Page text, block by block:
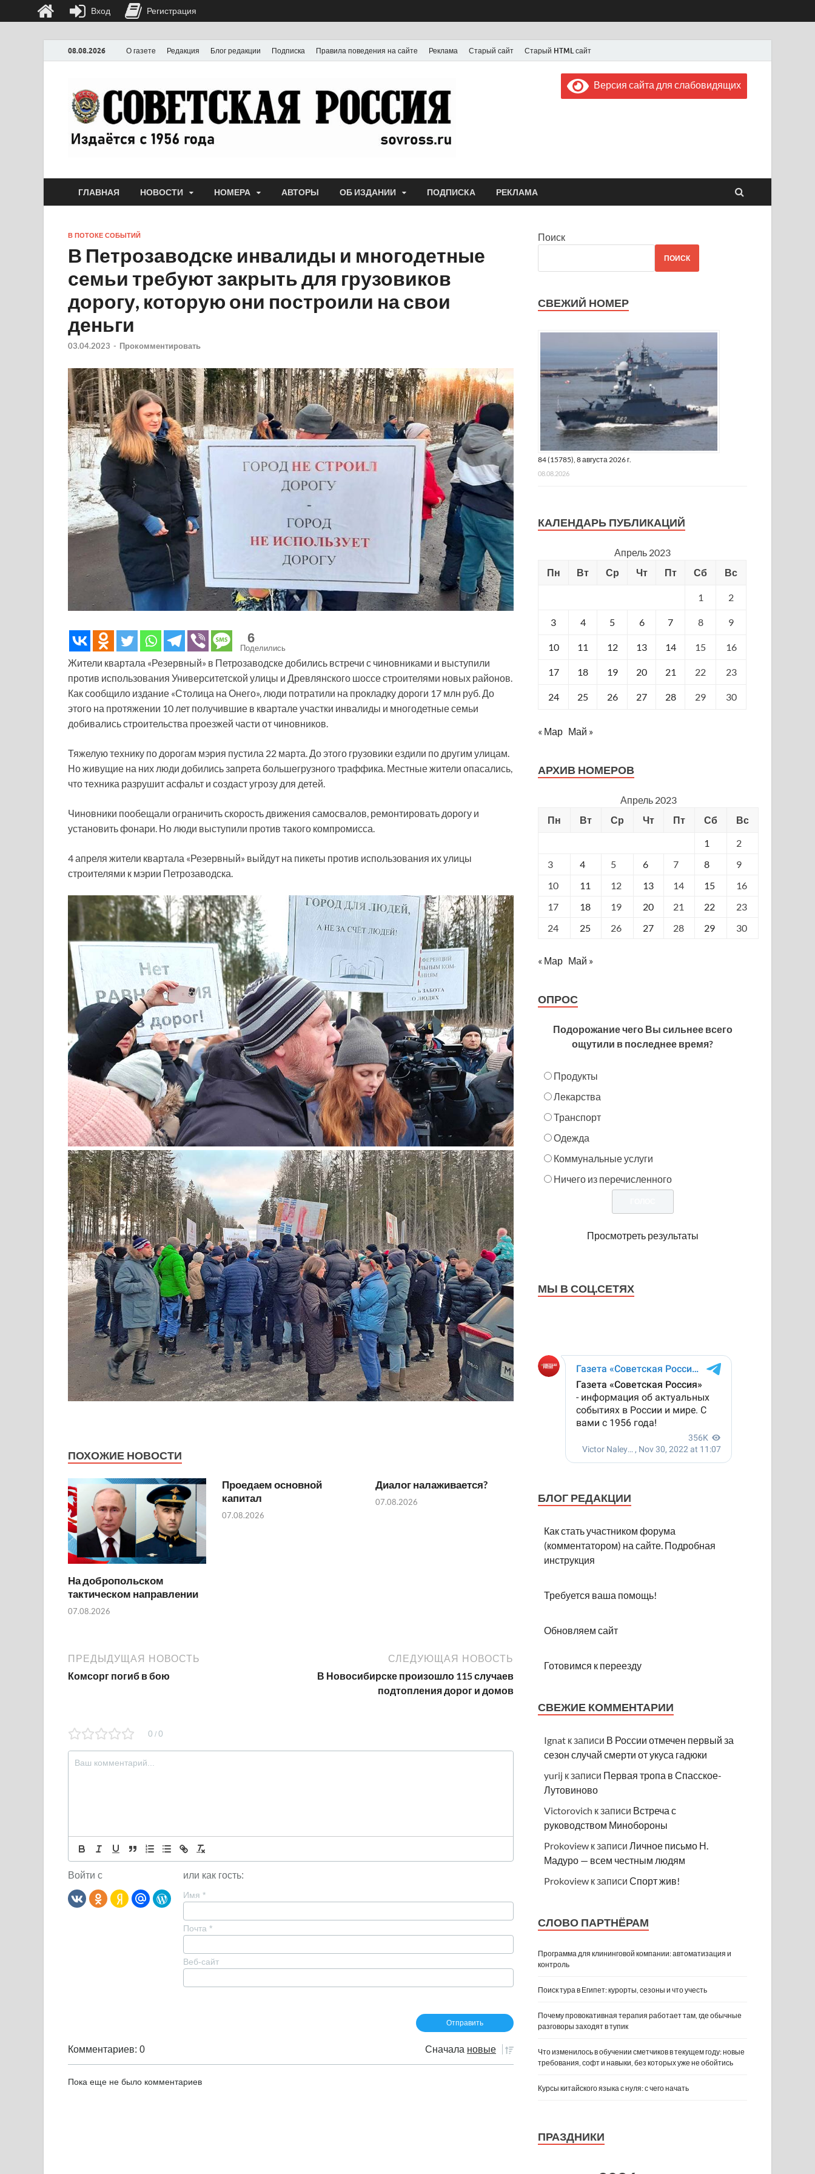
08.08.2026 О газете Редакция Блог редакции Подписка Правила поведения на сайте Реклама Старый сайт Старый HTML сайт
Газета "Советская Россия"
Выпускается с июля 1956 года
Версия сайта для слабовидящих
ГЛАВНАЯ НОВОСТИ НОМЕРА АВТОРЫ ОБ ИЗДАНИИ ПОДПИСКА РЕКЛАМА
В ПОТОКЕ СОБЫТИЙ
В Петрозаводске инвалиды и многодетные
семьи требуют закрыть для грузовиков
дорогу, которую они построили на свои
деньги
03.04.2023 - Прокомментировать
6
Поделились
Жители квартала «Резервный» в Петрозаводске добились встречи с чиновниками и выступили
против использования Университетской улицы и Древлянского шоссе строителями новых районов.
Как сообщило издание «Столица на Онего», люди потратили на прокладку дороги 17 млн руб. До
этого на протяжении 10 лет получившие в квартале участки инвалиды и многодетные семьи
добивались строительства проезжей части от чиновников.
Тяжелую технику по дорогам мэрия пустила 22 марта. До этого грузовики ездили по другим улицам.
Но живущие на них люди добились запрета большегрузного траффика. Местные жители опасались,
что техника разрушит асфальт и создаст угрозу для детей.
Чиновники пообещали ограничить скорость движения самосвалов, ремонтировать дорогу и
установить фонари. Но люди выступили против такого компромисса.
4 апреля жители квартала «Резервный» выйдут на пикеты против использования их улицы
строителями к мэрии Петрозаводска.
ПОХОЖИЕ НОВОСТИ
На добропольском
тактическом направлении
07.08.2026
Проедаем основной
капитал
07.08.2026
Диалог налаживается?
07.08.2026
ПРЕДЫДУЩАЯ НОВОСТЬ
Комсорг погиб в бою
СЛЕДУЮЩАЯ НОВОСТЬ
В Новосибирске произошло 115 случаев
подтопления дорог и домов
0 / 0
Войти с или как гость:
Имя *
Почта *
Веб-сайт
Комментариев: 0 Сначала новые
Пока еще не было комментариев
Поиск
ПОИСК
СВЕЖИЙ НОМЕР
84 (15785), 8 августа 2026 г.
08.08.2026
КАЛЕНДАРЬ ПУБЛИКАЦИЙ
Апрель 2023
Пн
Вт Ср Чт Пт Сб Вс
1 2
3 4 5 6 7 8 9
10 11 12 13 14 15 16
17 18 19 20 21 22 23
24 25 26 27 28 29 30
« Мар Май »
АРХИВ НОМЕРОВ
Апрель 2023
Пн
Вт Ср Чт Пт Сб
Вс
1
2
3
4 5 6 7 8
9
10
11 12 13 14 15
16
17
18 19 20 21 22
23
24
25 26 27 28 29 30
« Мар Май »
ОПРОС
Подорожание чего Вы сильнее всего
ощутили в последнее время?
Продукты
Лекарства
Транспорт
Одежда
Коммунальные услуги
Ничего из перечисленного
Просмотреть результаты
МЫ В СОЦ.СЕТЯХ
БЛОГ РЕДАКЦИИ
Как стать участником форума
(комментатором) на сайте. Подробная
инструкция
Требуется ваша помощь!
Обновляем сайт
Готовимся к переезду
СВЕЖИЕ КОММЕНТАРИИ
Ignat к записи В России отмечен первый за
сезон случай смерти от укуса гадюки
yurij к записи Первая тропа в Спасское-
Лутовиново
Victorovich к записи Встреча с
руководством Минобороны
Prokoview к записи Личное письмо Н.
Мадуро — всем честным людям
Prokoview к записиСпорт жив!
СЛОВО ПАРТНЁРАМ
Программа для клининговой компании: автоматизация и
контроль
Поиск тура в Египет: курорты, сезоны и что учесть
Почему провокативная терапия работает там, где обычные
разговоры заходят в тупик
Что изменилось в обучении сметчиков в текущем году: новые
требования, софт и навыки, без которых уже не обойтись
Курсы китайского языка с нуля: с чего начать
ПРАЗДНИКИ
Вход Регистрация